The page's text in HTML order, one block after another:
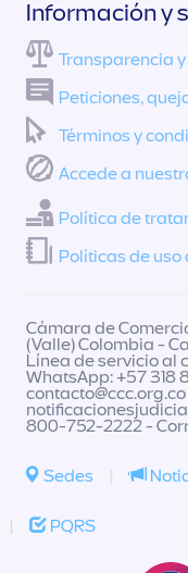
Información y
Transparencia
Peticiones,
Términos y
Accede a
Política de
Políticas de uso
Cámara de
(Valle) Colombia -
Línea de servicio al
WhatsApp: +57 318
contacto@ccc.org.co
800-752-2222 -
Sedes |
| PQRS